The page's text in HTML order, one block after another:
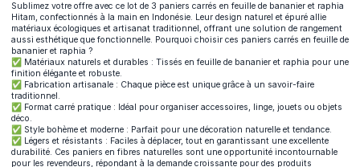
Sublimez votre offre avec ce lot de 3 paniers carrés en feuille de bananier et raphia
Hitam, confectionnés à la main en Indonésie. Leur design naturel et épuré allie
matériaux écologiques et artisanat traditionnel, offrant une solution de rangement
aussi esthétique que fonctionnelle. Pourquoi choisir ces paniers carrés en feuille de
bananier et raphia ?
✅ Matériaux naturels et durables : Tissés en feuille de bananier et raphia pour une
finition élégante et robuste.
✅ Fabrication artisanale : Chaque pièce est unique grâce à un savoir-faire
traditionnel.
✅ Format carré pratique : Idéal pour organiser accessoires, linge, jouets ou objets
déco.
✅ Style bohème et moderne : Parfait pour une décoration naturelle et tendance.
✅ Légers et résistants : Faciles à déplacer, tout en garantissant une excellente
durabilité. Ces paniers en fibres naturelles sont une opportunité incontournable
pour les revendeurs, répondant à la demande croissante pour des produits